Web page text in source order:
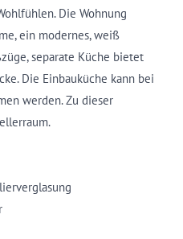
Die Wohnung
ein modernes, weiß
separate Küche bietet
Die Einbauküche kann bei
werden. Zu dieser